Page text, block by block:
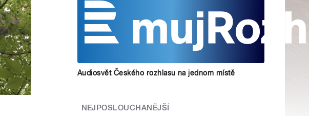
Audiosvět Českého rozhlasu na jednom místě
NEJPOSLOUCHANĚJŠÍ